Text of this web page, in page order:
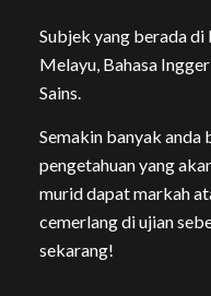
Subjek yang berada di
Melayu, Bahasa
Sains.
Semakin banyak anda
pengetahuan yang
murid dapat markah
cemerlang di ujian
sekarang!